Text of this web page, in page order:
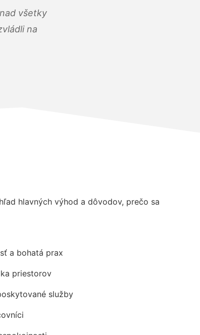
všetky
na
hlavných výhod a dôvodov, prečo sa
a bohatá prax
priestorov
služby